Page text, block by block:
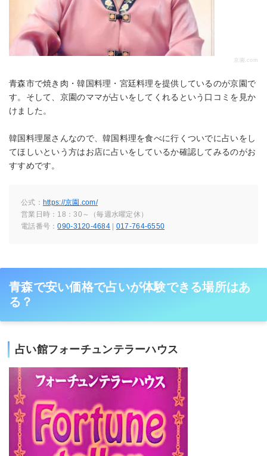
京園.com
青森市で焼き肉・韓国料理・宮廷料理を提供しているのが京園で
す。そして、京園のママが占いをしてくれるという口コミを見か
けました。
韓国料理屋さんなので、韓国料理を食べに行くついでに占いをし
てほしいという方はお店に占いをしているか確認してみるのがお
すすめです。
公式： https://京園.com/
営業日時：18：30～（毎週水曜定休）
電話番号：090-3120-4684 | 017-764-6550
青森で安い価格で占いが体験できる場所はあ
る？
占い館フォーチュンテラーハウス